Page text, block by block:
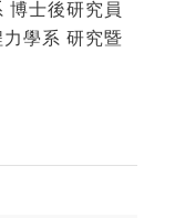
博士後研究員
學系 研究暨